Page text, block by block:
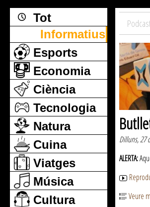
Tot
Informatius
Esports
Economia
Ciència
Tecnologia
Natura
Cuina
Viatges
Música
Cultura
Dilluns, 27
ALERTA:
Veure